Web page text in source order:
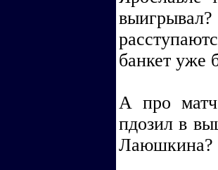
банкет уже
А про
пдозил в
Лаюшкина?